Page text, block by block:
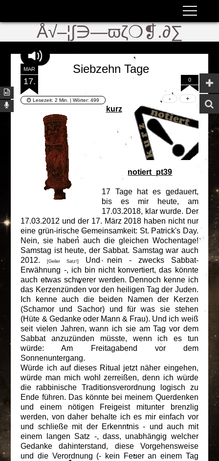
Å√–¦∫∋—ϖζ❍❡.∂∑
MÄR
17.
Siebzehn Tage
0
Lesezeit:2 Min. | Wörter:499
kurz
notiert_pt39
17 Tage hat es gedauert,
bis es mir heute, am
17.03.2018, klar wurde. Der
17.03.2012 und der 17. März 2018 haben nicht nur
eine grün-irische Gemeinsamkeit: St. Patrick's Day.
Nein, sie haben auch die gleichen Wochentage!
Samstag ist heute, der Sabbat. Samstag war auch
2012.[Geiler Satz!]
Und nein - zwecks Sabbat-
Erwähnung -, ich bin nicht konvertiert, das könnte
auch etwas schwerer werden. Dennoch kenne ich
das Kerzenzünden vor den heiligen Tag der Juden.
Ich kenne auch die beiden Namen der Kerzen
(Schamor und Sachor) und für was sie stehen
(Hüte & Gedanke oder Mann & Frau). Und ich weiß
seit vielen Jahren, wann ich sie am Tag vor dem
Sabbat anzuzünden müsste, wenn ich es tun
würde: Am Freitagabend vor dem
Sonnenuntergang.
Würde ich auf dieses Ritual jetzt näher eingehen,
würde man mich wohl zerreißen, denn ich würde
die rabbinische Traditionsverordnung logisch zu
Ende führen. Das könnte bei meinem Querdenken
und einem nötigen Freigeist mitunter brenzlig
werden, von daher behalte ich es mir einfach vor
und schließe mit der Erkenntnis - und auch mit
einem langen Satz -, dass, unabhängig welcher
Gedanke dahinterstand, diese Vorgehensweise
und die Verordnung (- kein Feuer an einem Tag